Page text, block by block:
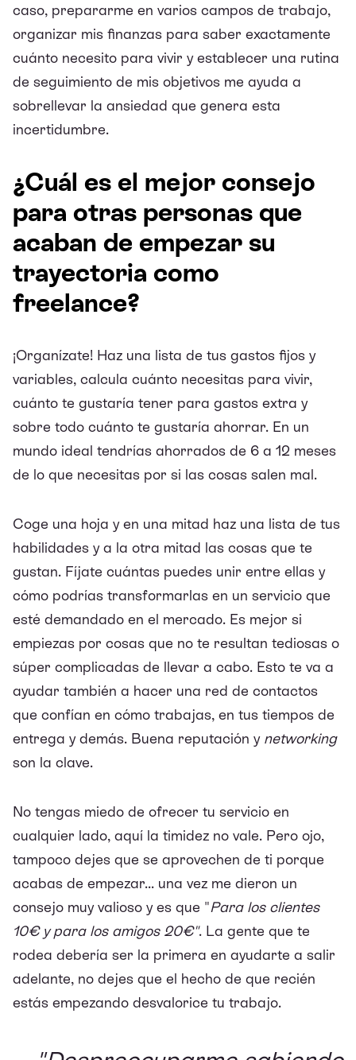
caso, prepararme en varios campos de trabajo,
organizar mis finanzas para saber exactamente
cuánto necesito para vivir y establecer una rutina
de seguimiento de mis objetivos me ayuda a
sobrellevar la ansiedad que genera esta
incertidumbre.
¿Cuál es el mejor consejo
para otras personas que
acaban de empezar su
trayectoria como
freelance?
¡Organízate! Haz una lista de tus gastos fijos y
variables, calcula cuánto necesitas para vivir,
cuánto te gustaría tener para gastos extra y
sobre todo cuánto te gustaría ahorrar. En un
mundo ideal tendrías ahorrados de 6 a 12 meses
de lo que necesitas por si las cosas salen mal.
Coge una hoja y en una mitad haz una lista de tus
habilidades y a la otra mitad las cosas que te
gustan. Fíjate cuántas puedes unir entre ellas y
cómo podrías transformarlas en un servicio que
esté demandado en el mercado. Es mejor si
empiezas por cosas que no te resultan tediosas o
súper complicadas de llevar a cabo. Esto te va a
ayudar también a hacer una red de contactos
que confían en cómo trabajas, en tus tiempos de
entrega y demás. Buena reputación y networking
son la clave.
No tengas miedo de ofrecer tu servicio en
cualquier lado, aquí la timidez no vale. Pero ojo,
tampoco dejes que se aprovechen de ti porque
acabas de empezar... una vez me dieron un
consejo muy valioso y es que "Para los clientes
10€ y para los amigos 20€". La gente que te
rodea debería ser la primera en ayudarte a salir
adelante, no dejes que el hecho de que recién
estás empezando desvalorice tu trabajo.